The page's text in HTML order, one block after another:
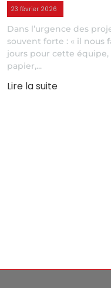
23 février 2026
Dans l’urgence des
souvent forte : « il nous
jours pour cette équipe,
papier,...
Lire la suite